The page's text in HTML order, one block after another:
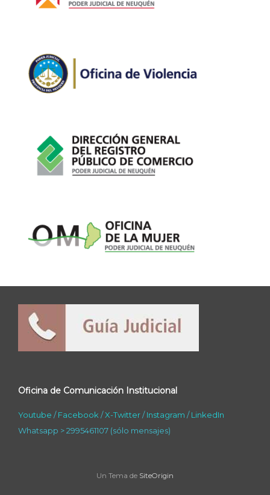
Oficina de Comunicación Institucional
Youtube /Facebook /X-Twitter/Instagram /LinkedIn
Whatsapp > 2995461107 (sólo mensajes)
Un Tema de SiteOrigin